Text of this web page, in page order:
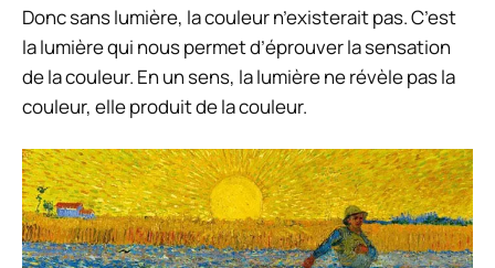
Donc sans lumière, la couleur n’existerait pas. C’est
la lumière qui nous permet d’éprouver la sensation
de la couleur. En un sens, la lumière ne révèle pas la
couleur, elle produit de la couleur.